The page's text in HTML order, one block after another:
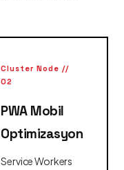
Cluster Node //
02
PWA Mobil
Optimizasyon
Service Workers